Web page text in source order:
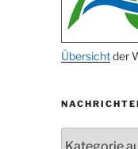
27.11.
29.11.
06.12.
24.09. bis
Übersichtder